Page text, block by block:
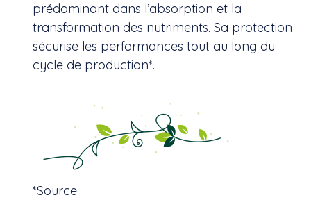
prédominant dans l’absorption et la
transformation des nutriments. Sa protection
sécurise les performances tout au long du
cycle de production*.
*Source